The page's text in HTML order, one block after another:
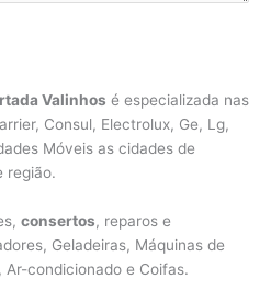
Valinhos é especializada nas
Consul, Electrolux, Ge, Lg,
Móveis as cidades de
região.
consertos, reparos e
Geladeiras, Máquinas de
condicionado e Coifas.